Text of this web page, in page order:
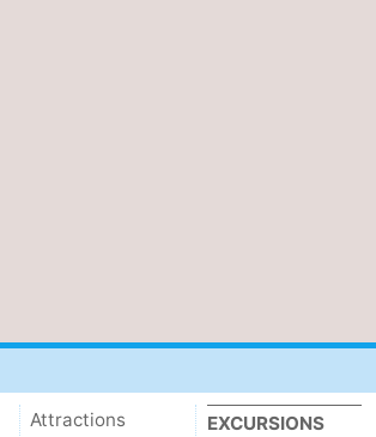
Attractions
EXCURSIONS